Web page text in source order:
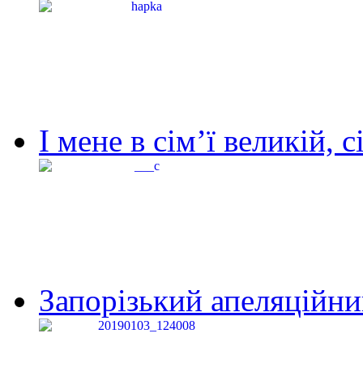
І мене в сім’ї великій,
Запорізький